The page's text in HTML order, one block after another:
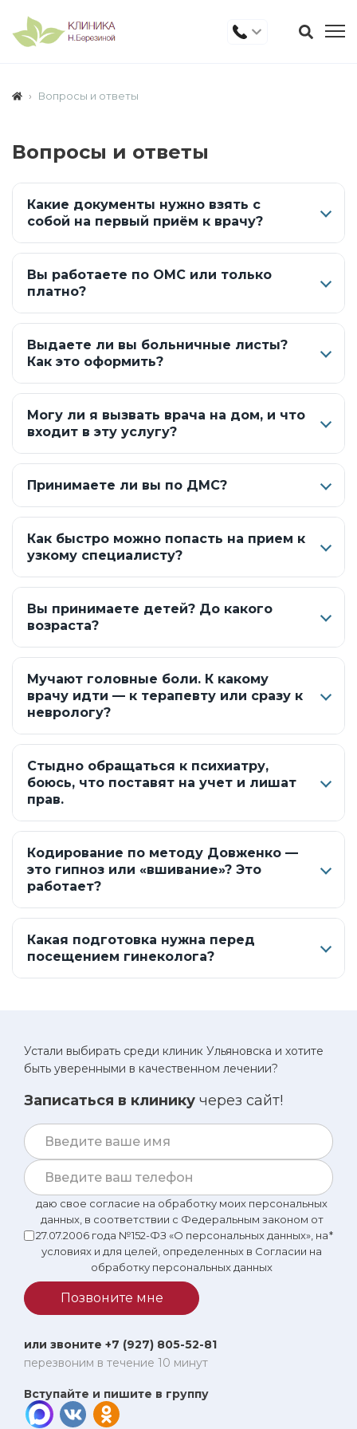
Вопросы и ответы
Вопросы и ответы
Какие документы нужно взять с
собой на первый приём к врачу?
Вы работаете по ОМС или только
платно?
Выдаете ли вы больничные листы?
Как это оформить?
Могу ли я вызвать врача на дом, и что
входит в эту услугу?
Принимаете ли вы по ДМС?
Как быстро можно попасть на прием к
узкому специалисту?
Вы принимаете детей? До какого
возраста?
Мучают головные боли. К какому
врачу идти — к терапевту или сразу к
неврологу?
Стыдно обращаться к психиатру,
боюсь, что поставят на учет и лишат
прав.
Кодирование по методу Довженко —
это гипноз или «вшивание»? Это
работает?
Какая подготовка нужна перед
посещением гинеколога?
Устали выбирать среди клиник Ульяновска и хотите
быть уверенными в качественном лечении?
Записаться в клинику через сайт!
даю свое согласие на обработку моих персональных
данных, в соответствии с Федеральным законом от
27.07.2006 года №152-ФЗ «О персональных данных», на
условиях и для целей, определенных в Согласии на
обработку персональных данных
*
Позвоните мне
или звоните +7 (927) 805-52-81
перезвоним в течение 10 минут
Вступайте и пишите в группу